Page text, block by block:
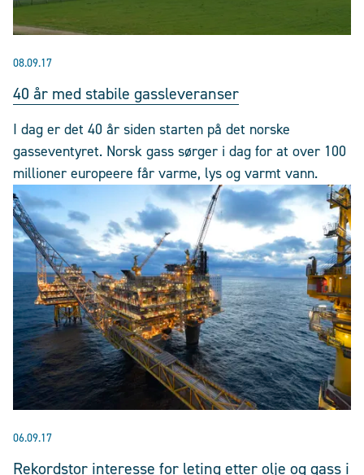
08.09.17
40 år med stabile gassleveranser
I dag er det 40 år siden starten på det norske
gasseventyret. Norsk gass sørger i dag for at over 100
millioner europeere får varme, lys og varmt vann.
06.09.17
Rekordstor interesse for leting etter olje og gass i